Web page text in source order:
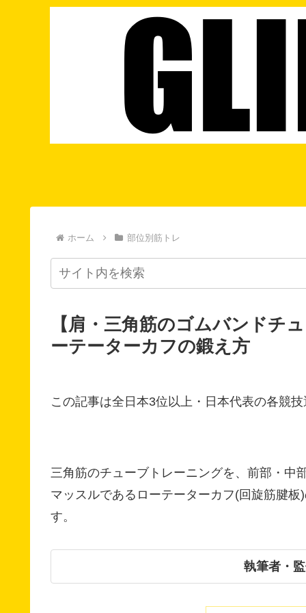
ホーム 部位別筋トレ
【肩・三角筋のゴムバンドチ
ーテーターカフの鍛え方
この記事は全日本3位以上・日本代表の各競
三角筋のチューブトレーニングを、前部・中
マッスルであるローテーターカフ(回旋筋腱
す。
執筆者・